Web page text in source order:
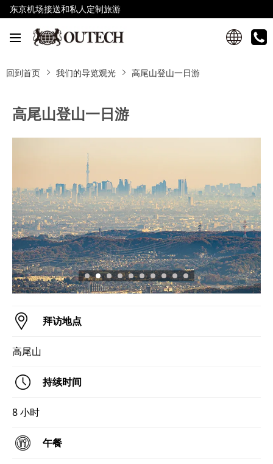
东京机场接送和私人定制旅游
回到首页 我们的导览观光 高尾山登山一日游
高尾山登山一日游
拜访地点
高尾山
持续时间
8 小时
午餐